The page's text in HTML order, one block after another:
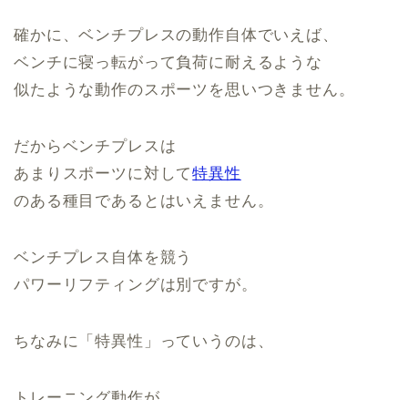
確かに、ベンチプレスの動作自体でいえば、
ベンチに寝っ転がって負荷に耐えるような
似たような動作のスポーツを思いつきません。
だからベンチプレスは
あまりスポーツに対して特異性
のある種目であるとはいえません。
ベンチプレス自体を競う
パワーリフティングは別ですが。
ちなみに「特異性」っていうのは、